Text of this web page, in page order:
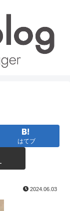
はてブ
2024.06.03